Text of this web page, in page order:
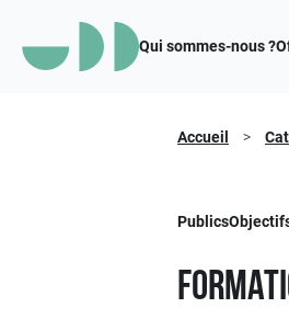
Qui sommes-nous ?
Accueil >
Publics